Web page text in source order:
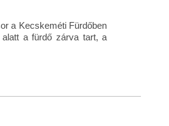
a Kecskeméti Fürdőben
a fürdő zárva tart, a